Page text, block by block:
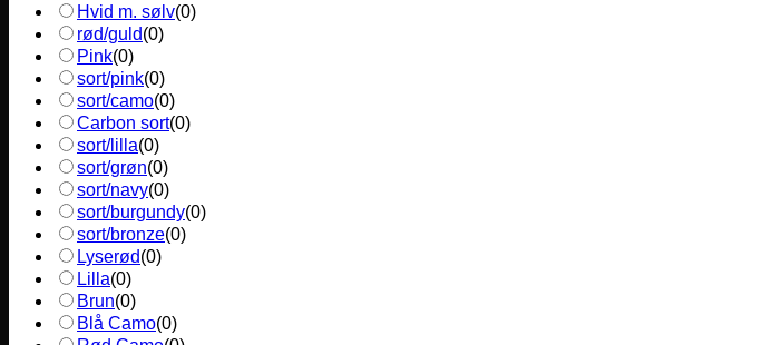
Hvid m. sølv(0)
rød/guld(0)
Pink(0)
sort/pink(0)
sort/camo(0)
Carbon sort(0)
sort/lilla(0)
sort/grøn(0)
sort/navy(0)
sort/burgundy(0)
sort/bronze(0)
Lyserød(0)
Lilla(0)
Brun(0)
Blå Camo(0)